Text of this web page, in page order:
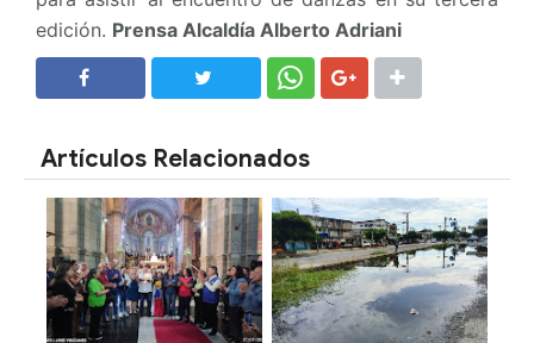
edición. Prensa Alcaldía Alberto Adriani
Artículos Relacionados